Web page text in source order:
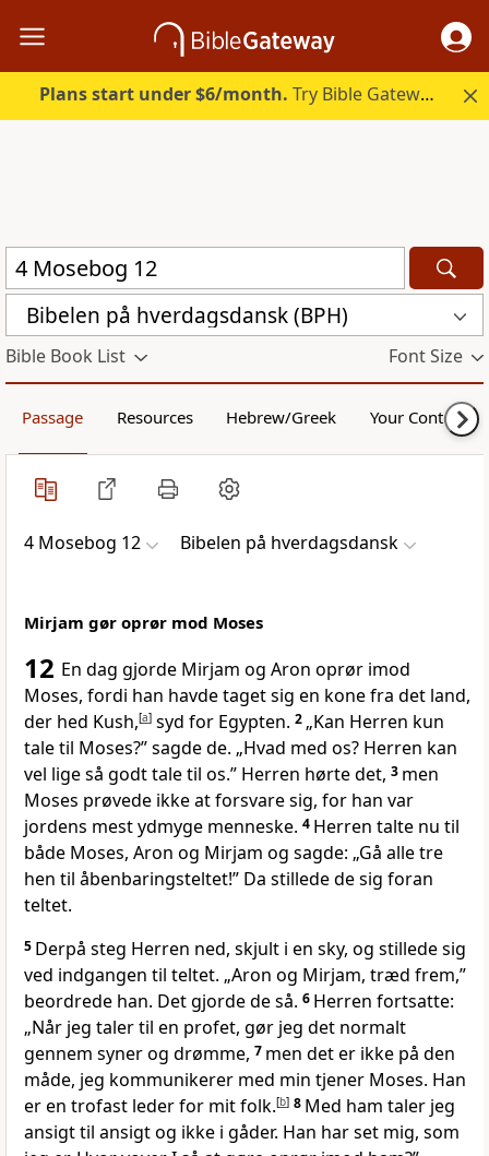
Plans start under $6/month. Try Bible Gateway Plus.
Bibelen på hverdagsdansk (BPH)
Bible Book List Font Size
Passage Resources Hebrew/Greek Your Content
4 Mosebog 12 Bibelen på hverdagsdansk
Mirjam gør oprør mod Moses
12 En dag gjorde Mirjam og Aron oprør imod
Moses, fordi han havde taget sig en kone fra det land,
der hed Kush,[a] syd for Egypten. 2 „Kan Herren kun
tale til Moses?” sagde de. „Hvad med os? Herren kan
vel lige så godt tale til os.” Herren hørte det, 3 men
Moses prøvede ikke at forsvare sig, for han var
jordens mest ydmyge menneske. 4 Herren talte nu til
både Moses, Aron og Mirjam og sagde: „Gå alle tre
hen til åbenbaringsteltet!” Da stillede de sig foran
teltet.
5 Derpå steg Herren ned, skjult i en sky, og stillede sig
ved indgangen til teltet. „Aron og Mirjam, træd frem,”
beordrede han. Det gjorde de så. 6 Herren fortsatte:
„Når jeg taler til en profet, gør jeg det normalt
gennem syner og drømme, 7 men det er ikke på den
måde, jeg kommunikerer med min tjener Moses. Han
er en trofast leder for mit folk.[b] 8 Med ham taler jeg
ansigt til ansigt og ikke i gåder. Han har set mig, som